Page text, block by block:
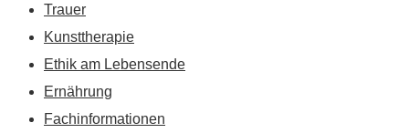
Trauer
Kunsttherapie
Ethik am Lebensende
Ernährung
Fachinformationen